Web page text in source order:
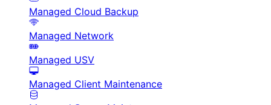
Managed Cloud Backup
Managed Network
Managed USV
Managed Client Maintenance